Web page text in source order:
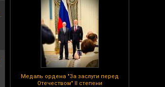
Медаль ордена "За заслуги перед
Отечеством" II степени